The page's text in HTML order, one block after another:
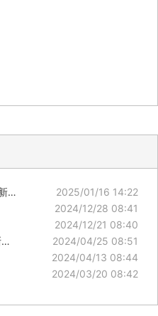
…
2025/01/16 14:22
2024/12/28 08:41
2024/12/21 08:40
…
2024/04/25 08:51
2024/04/13 08:44
2024/03/20 08:42